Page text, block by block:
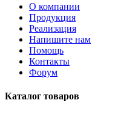
О компании
Продукция
Реализация
Напишите нам
Помощь
Контакты
Форум
Каталог товаров